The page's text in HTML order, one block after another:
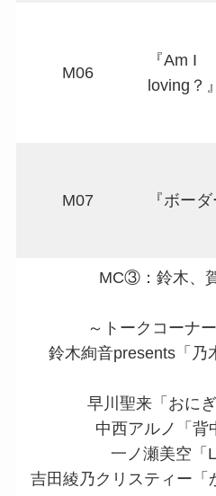
M06
『Am I
loving？』
M07 『ボーダ
MC③：鈴木、
～トークコーナ
鈴木絢音presents「乃
早川聖来「おに
中西アルノ「背
一ノ瀬美空「
吉田綾乃クリスティー「